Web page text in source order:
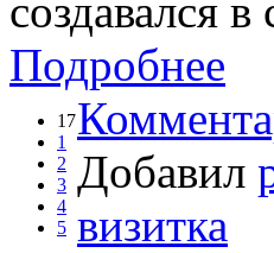
создавался
Подробнее
17
1
2
3
4
5
Добавил
визитка